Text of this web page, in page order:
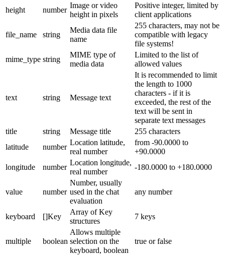
height
number
Image or video
height in pixels
Positive integer, limited by
client applications
file_name string
Media data file
name
255 characters, may not be
compatible with legacy
file systems!
mime_type string
MIME type of
media data
Limited to the list of
allowed values
text string Message text
It is recommended to limit
the length to 1000
characters - if it is
exceeded, the rest of the
text will be sent in
separate text messages
title
string Message title
255 characters
latitude
number
Location latitude,
real number
from -90.0000 to
+90.0000
longitude
number
Location longitude,
real number
-180.0000 to +180.0000
value number
Number, usually
used in the chat
evaluation
any number
keyboard []Key
Array of Key
structures
7 keys
multiple boolean
Allows multiple
selection on the
keyboard, boolean
true or false